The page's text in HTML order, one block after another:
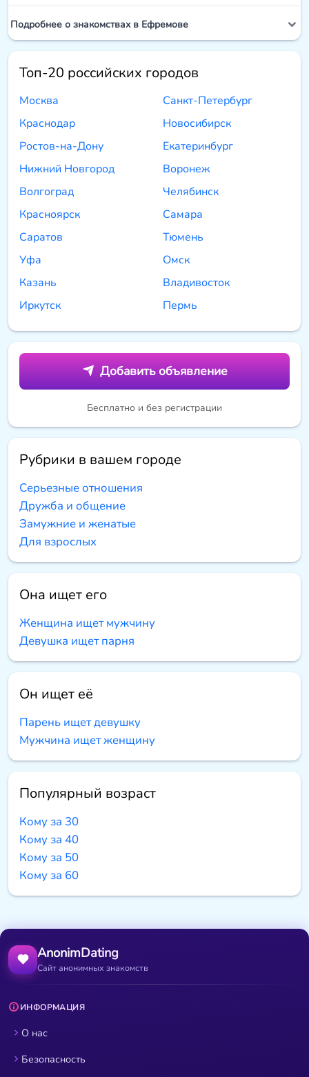
Подробнее о знакомствах в Ефремове
Топ-20 российских городов
Москва
Санкт-Петербург
Краснодар
Новосибирск
Ростов-на-Дону
Екатеринбург
Нижний Новгород
Воронеж
Волгоград
Челябинск
Красноярск
Самара
Саратов
Тюмень
Уфа
Омск
Казань
Владивосток
Иркутск
Пермь
Добавить объявление
Бесплатно и без регистрации
Рубрики в вашем городе
Серьезные отношения
Дружба и общение
Замужние и женатые
Для взрослых
Она ищет его
Женщина ищет мужчину
Девушка ищет парня
Он ищет её
Парень ищет девушку
Мужчина ищет женщину
Популярный возраст
Кому за 30
Кому за 40
Кому за 50
Кому за 60
AnonimDating
Сайт анонимных знакомств
ИНФОРМАЦИЯ
О нас
Безопасность